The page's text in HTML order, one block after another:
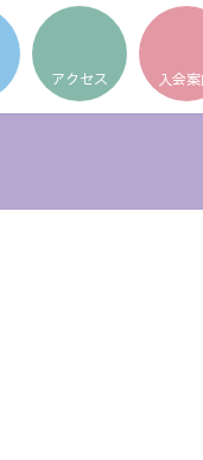
ア
イ
コ
ン
リ
ン
ア
イ
コ
ン
リ
ン